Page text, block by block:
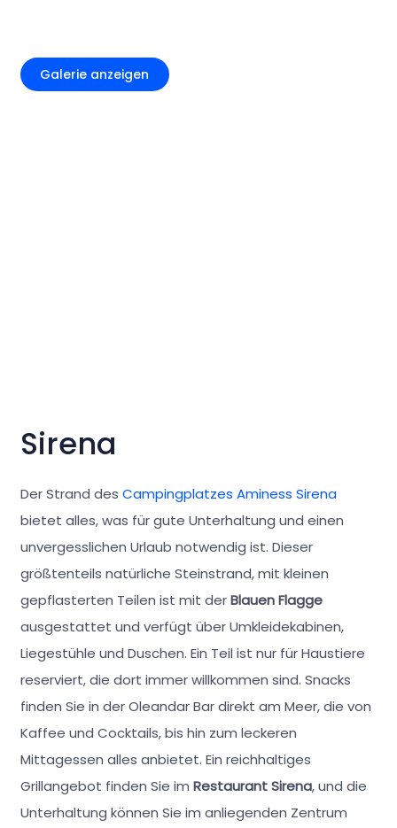
Galerie anzeigen
Sirena
Der Strand des Campingplatzes Aminess Sirena
bietet alles, was für gute Unterhaltung und einen
unvergesslichen Urlaub notwendig ist. Dieser
größtenteils natürliche Steinstrand, mit kleinen
gepflasterten Teilen ist mit derBlauen Flagge
ausgestattet und verfügt über Umkleidekabinen,
Liegestühle und Duschen. Ein Teil ist nur für Haustiere
reserviert, die dort immer willkommen sind. Snacks
finden Sie in der Oleandar Bar direkt am Meer, die von
Kaffee und Cocktails, bis hin zum leckeren
Mittagessen alles anbietet. Ein reichhaltiges
Grillangebot finden Sie im Restaurant Sirena, und die
Unterhaltung können Sie im anliegenden Zentrum